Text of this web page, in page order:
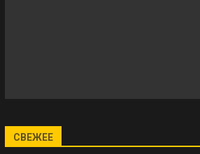
СВЕЖЕЕ